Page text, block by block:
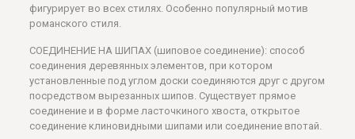
фигурирует во всех стилях. Особенно популярный мотив
романского стиля.
СОЕДИНЕНИЕ НА ШИПАХ (шиповое соединение): способ
соединения деревянных элементов, при котором
установленные под углом доски соединяются друг с другом
посредством вырезанных шипов. Существует прямое
соединение и в форме ласточкиного хвоста, открытое
соединение клиновидными шипами или соединение впотай.